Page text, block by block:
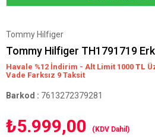
Tommy Hilfiger
Tommy Hilfiger TH1791719
Havale %12 İndirim - Alt Limit 1000 TL
Vade Farksız 9 Taksit
Barkod : 7613272379281
₺5.999,00 (KDV Dahil)